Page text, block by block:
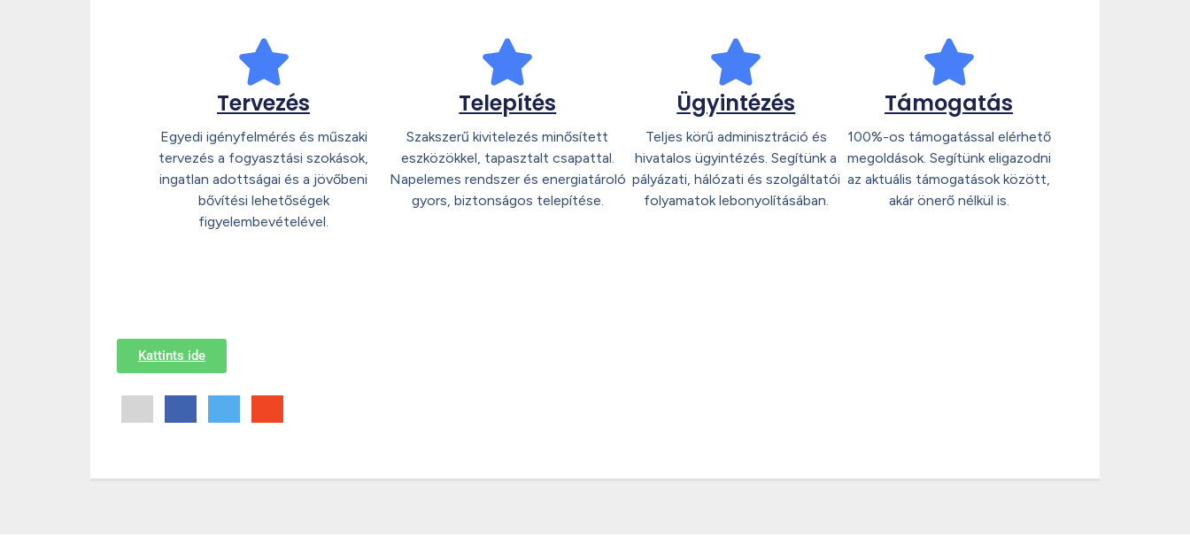
Tervezés
Egyedi igényfelmérés és műszaki
tervezés a fogyasztási szokások,
ingatlan adottságai és a jövőbeni
bővítési lehetőségek
figyelembevételével.
Telepítés
Szakszerű kivitelezés minősített
eszközökkel, tapasztalt csapattal.
Napelemes rendszer és energiatároló
gyors, biztonságos telepítése.
Ügyintézés
Teljes körű adminisztráció és
hivatalos ügyintézés. Segítünk a
pályázati, hálózati és szolgáltatói
folyamatok lebonyolításában.
Támogatás
100%-os támogatással elérhető
megoldások. Segítünk eligazodni
az aktuális támogatások között,
akár önerő nélkül is.
Kattints ide